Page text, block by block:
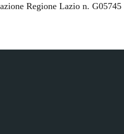
Regione Lazio n.